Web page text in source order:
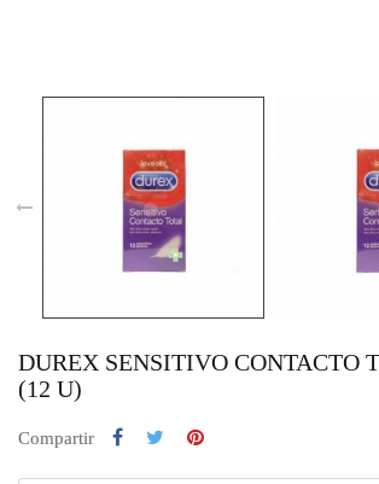
DUREX SENSITIVO CONTACTO
(12 U)
Compartir